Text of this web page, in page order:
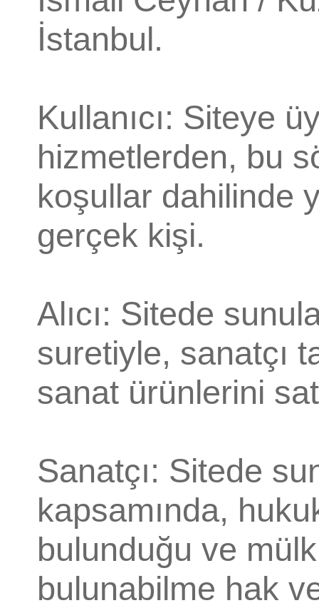
İstanbul.
Kullanıcı: Siteye
hizmetlerden, bu
koşullar dahilinde
gerçek kişi.
Alıcı: Sitede
suretiyle, sanatçı
sanat ürünlerini
Sanatçı: Sitede
kapsamında,
bulunduğu ve
bulunabilme hak